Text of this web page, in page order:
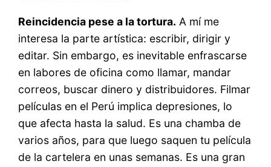
Reincidencia pese a la tortura. A mí me
interesa la parte artística: escribir, dirigir y
editar. Sin embargo, es inevitable enfrascarse
en labores de oficina como llamar, mandar
correos, buscar dinero y distribuidores. Filmar
películas en el Perú implica depresiones, lo
que afecta hasta la salud. Es una chamba de
varios años, para que luego saquen tu película
de la cartelera en unas semanas. Es una gran